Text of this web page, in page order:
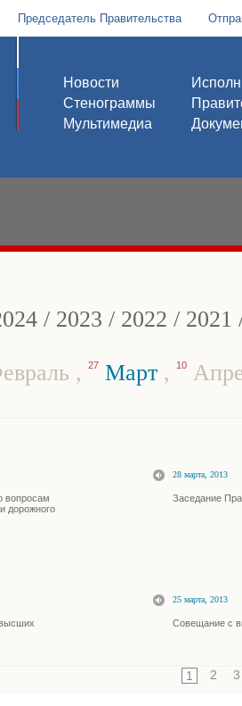
Председатель Правительства
Новости
Стенограммы
Мультимедиа
/ 2023 / 2022 / 2021
, 27 Март , 10
вопросам
дорожного
28 марта, 2013
Заседание
25 марта, 2013
Совещание с
1 2 3